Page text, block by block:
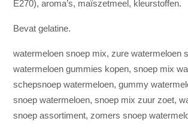
E270), aroma’s, maïszetmeel, kleurstoffen.
Bevat gelatine.
watermeloen snoep mix, zure watermeloen
watermeloen gummies kopen, snoep mix
schepsnoep watermeloen, gummy
snoep watermeloen, snoep mix zuur zoet,
snoep assortiment, zomers snoep